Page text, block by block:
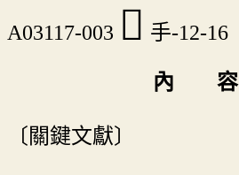
A03117-003 󴙸 手-12-16
內 容
〔關鍵文獻〕